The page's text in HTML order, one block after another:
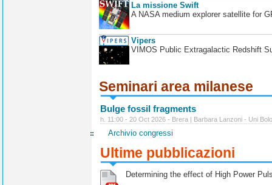
La missione Swift
A NASA medium explorer satellite for
Vipers
VIMOS Public Extragalactic Redshift
Seminari area milanese
Bulge fossil fragments
h. 11:00 - 20 Oct 2026 - Brera | Barbara Lanzoni - Uni
Archivio congressi
Ultime pubblicazioni
Determining the effect of High Power